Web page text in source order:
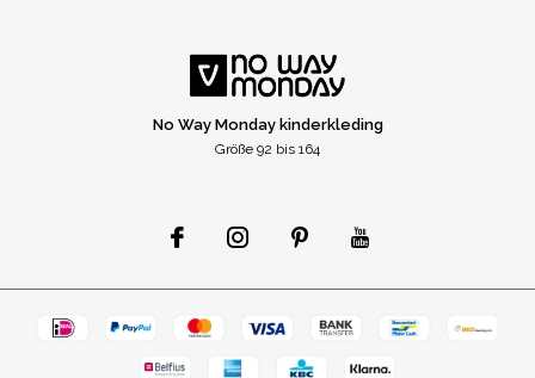
No Way Monday kinderkleding
Größe 92 bis 164